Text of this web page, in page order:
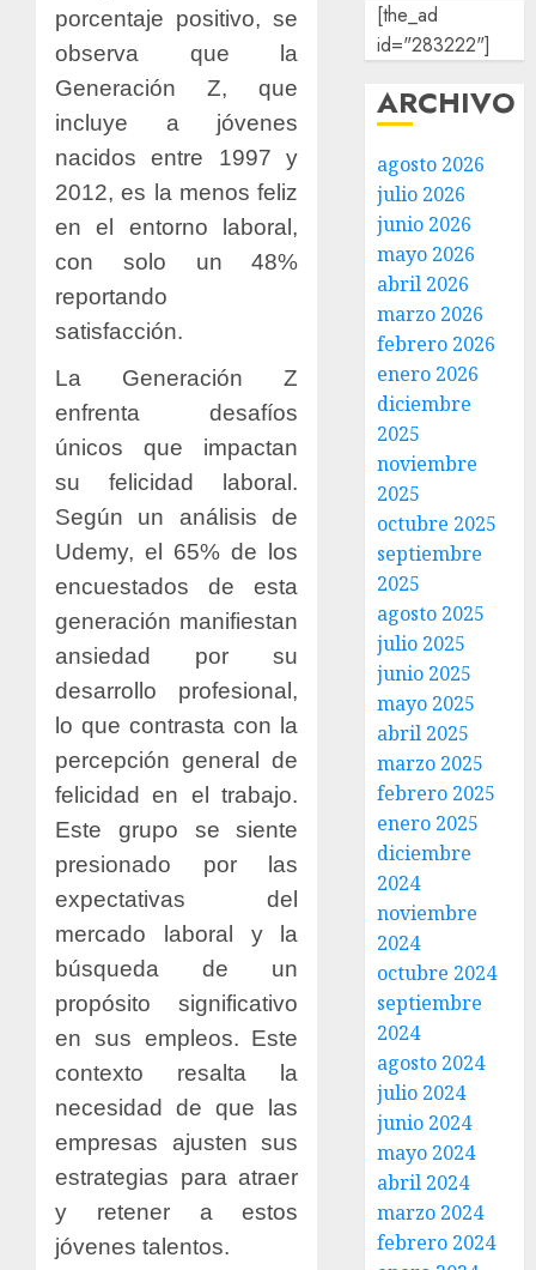
porcentaje positivo, se
observa que la
Generación Z, que
incluye a jóvenes
nacidos entre 1997 y
2012, es la menos feliz
en el entorno laboral,
con solo un 48%
reportando
satisfacción.
La Generación Z
enfrenta desafíos
únicos que impactan
su felicidad laboral.
Según un análisis de
Udemy, el 65% de los
encuestados de esta
generación manifiestan
ansiedad por su
desarrollo profesional,
lo que contrasta con la
percepción general de
felicidad en el trabajo.
Este grupo se siente
presionado por las
expectativas del
mercado laboral y la
búsqueda de un
propósito significativo
en sus empleos. Este
contexto resalta la
necesidad de que las
empresas ajusten sus
estrategias para atraer
y retener a estos
jóvenes talentos.
[the_ad
id="283222"]
ARCHIVO
agosto 2026
julio 2026
junio 2026
mayo 2026
abril 2026
marzo 2026
febrero 2026
enero 2026
diciembre
2025
noviembre
2025
octubre 2025
septiembre
2025
agosto 2025
julio 2025
junio 2025
mayo 2025
abril 2025
marzo 2025
febrero 2025
enero 2025
diciembre
2024
noviembre
2024
octubre 2024
septiembre
2024
agosto 2024
julio 2024
junio 2024
mayo 2024
abril 2024
marzo 2024
febrero 2024